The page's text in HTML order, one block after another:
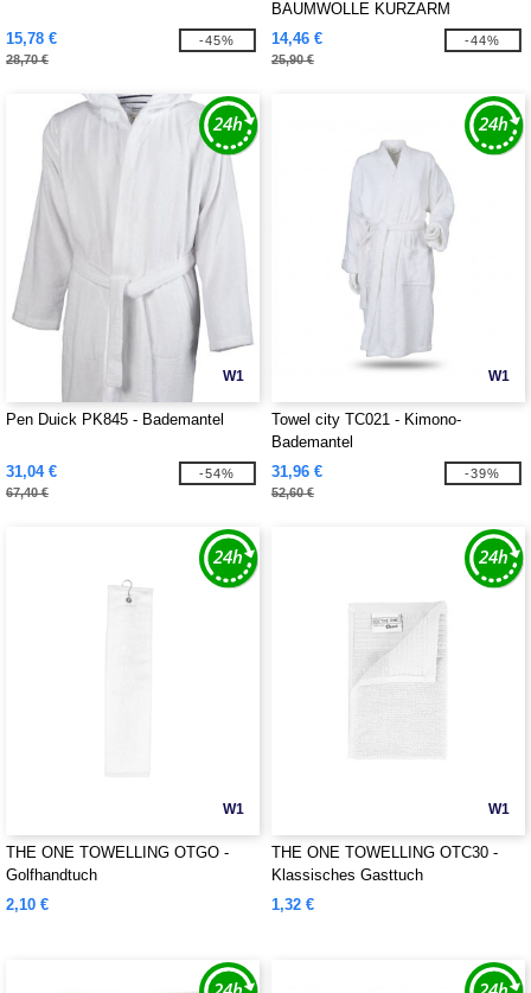
15,78 €
28,70 €
-45%
BAUMWOLLE KURZARM
14,46 €
25,90 €
-44%
W1
Pen Duick PK845 - Bademantel
31,04 €
67,40 €
-54%
W1
Towel city TC021 - Kimono-
Bademantel
31,96 €
52,60 €
-39%
W1
THE ONE TOWELLING OTGO -
Golfhandtuch
2,10 €
W1
THE ONE TOWELLING OTC30 -
Klassisches Gasttuch
1,32 €